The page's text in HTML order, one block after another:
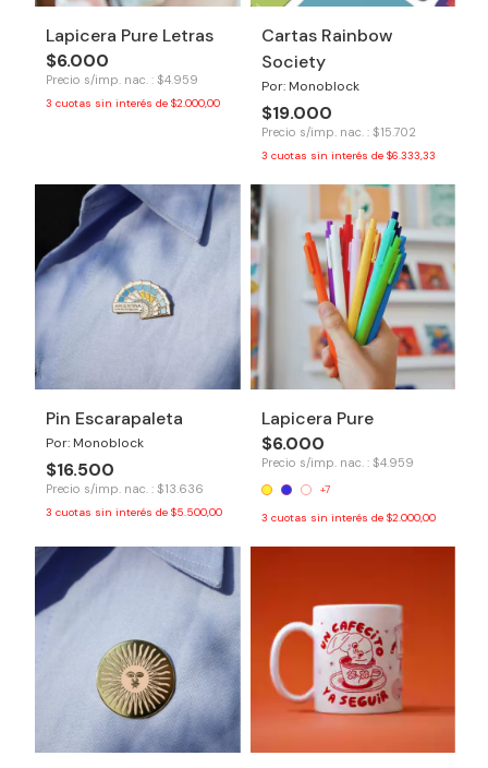
Lapicera Pure Letras
$6.000
Precio s/imp. nac. : $4.959
3 cuotas sin interés de $2.000,00
Cartas Rainbow
Society
Por: Monoblock
$19.000
Precio s/imp. nac. : $15.702
3 cuotas sin interés de $6.333,33
Pin Escarapaleta
Por: Monoblock
$16.500
Precio s/imp. nac. : $13.636
3 cuotas sin interés de $5.500,00
Lapicera Pure
$6.000
Precio s/imp. nac. : $4.959
+7
3 cuotas sin interés de $2.000,00